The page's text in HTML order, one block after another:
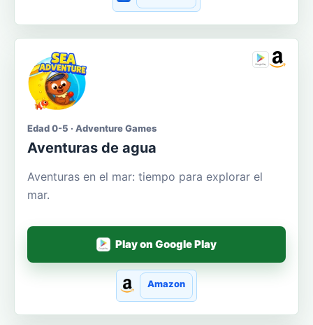
Edad 0-5 · Adventure Games
Aventuras de agua
Aventuras en el mar: tiempo para explorar el
mar.
Play on Google Play
Amazon